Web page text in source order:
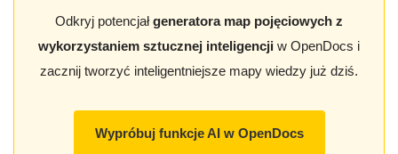
Odkryj potencjałgeneratora map pojęciowych z
wykorzystaniem sztucznej inteligencji w OpenDocs i
zacznij tworzyć inteligentniejsze mapy wiedzy już dziś.
Wypróbuj funkcje AI w OpenDocs